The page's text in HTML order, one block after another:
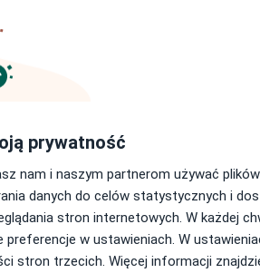
dziećmi, młodzieżą oraz
i psychoterapię
danej osoby.
bezpiecznej,
z jakimi zgłaszają się
przestrzeni, w której
emocjach i wyzwaniach, a
w formie online.
prywatność
nam i naszym partnerom używać
danych do celów statystycznych i
stron internetowych. W każdej
preferencje w ustawieniach. W
stron trzecich. Więcej informacji